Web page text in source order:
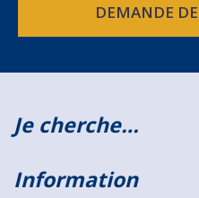
DEMANDE
Je cherche…
Information